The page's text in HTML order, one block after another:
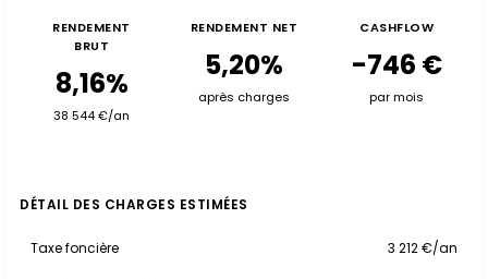
RENDEMENT
BRUT
8,16%
38 544 €/an
RENDEMENT NET
5,20%
après charges
CASHFLOW
-746 €
par mois
DÉTAIL DES CHARGES ESTIMÉES
Taxe foncière 3 212 €/an